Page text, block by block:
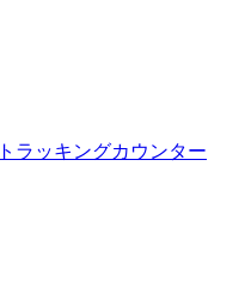
ラッキングカウンター